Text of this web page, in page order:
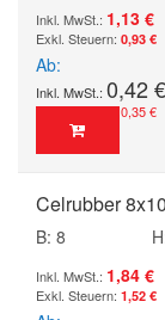
1,13 €
0,93 €
Ab
0,42 €
0,35 €
Celrubber
B: 8
1,84 €
1,52 €